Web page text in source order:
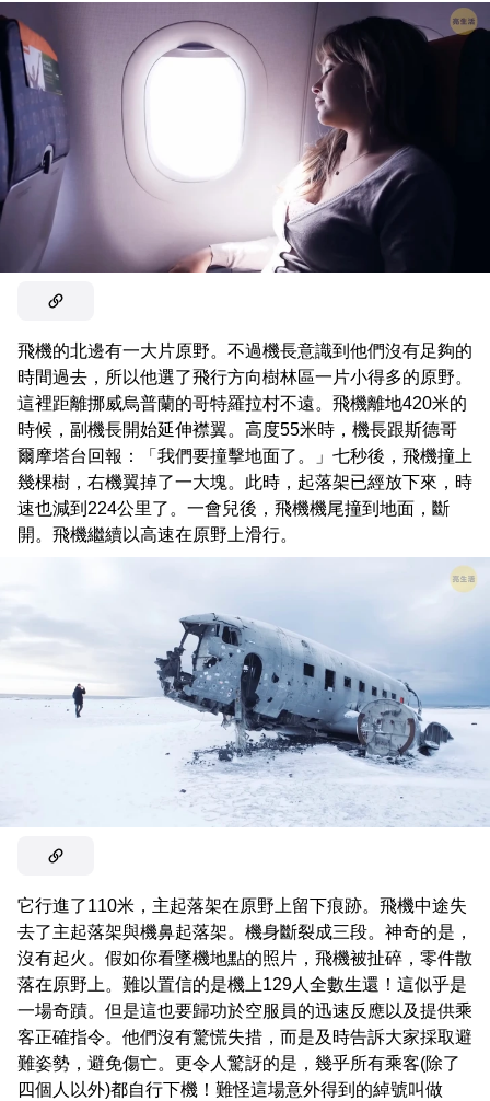
飛機的北邊有一大片原野。不過機長意識到他們沒有足夠的
時間過去，所以他選了飛行方向樹林區一片小得多的原野。
這裡距離挪威烏普蘭的哥特羅拉村不遠。飛機離地420米的
時候，副機長開始延伸襟翼。高度55米時，機長跟斯德哥
爾摩塔台回報：「我們要撞擊地面了。」七秒後，飛機撞上
幾棵樹，右機翼掉了一大塊。此時，起落架已經放下來，時
速也減到224公里了。一會兒後，飛機機尾撞到地面，斷
開。飛機繼續以高速在原野上滑行。
它行進了110米，主起落架在原野上留下痕跡。飛機中途失
去了主起落架與機鼻起落架。機身斷裂成三段。神奇的是，
沒有起火。假如你看墜機地點的照片，飛機被扯碎，零件散
落在原野上。難以置信的是機上129人全數生還！這似乎是
一場奇蹟。但是這也要歸功於空服員的迅速反應以及提供乘
客正確指令。他們沒有驚慌失措，而是及時告訴大家採取避
難姿勢，避免傷亡。更令人驚訝的是，幾乎所有乘客(除了
四個人以外)都自行下機！難怪這場意外得到的綽號叫做